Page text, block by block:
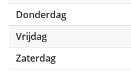
Donderdag
Vrijdag
Zaterdag